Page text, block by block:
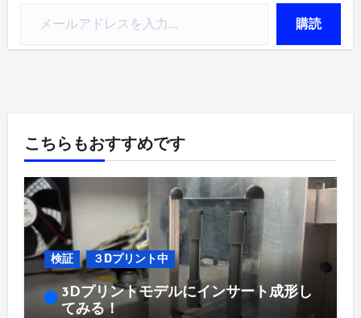
購読
こちらもおすすめです
検証 ３Dプリント中
3Dプリントモデルにインサート成形し
てみる！